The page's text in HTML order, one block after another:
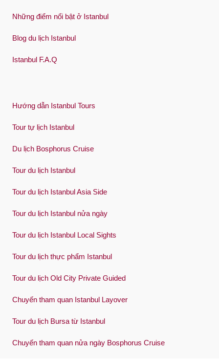
Những điểm nổi bật ở Istanbul
Blog du lịch Istanbul
Istanbul F.A.Q
Hướng dẫn Istanbul Tours
Tour tự lịch Istanbul
Du lịch Bosphorus Cruise
Tour du lịch Istanbul
Tour du lịch Istanbul Asia Side
Tour du lịch Istanbul nửa ngày
Tour du lịch Istanbul Local Sights
Tour du lịch thực phẩm Istanbul
Tour du lịch Old City Private Guided
Chuyến tham quan Istanbul Layover
Tour du lịch Bursa từ Istanbul
Chuyến tham quan nửa ngày Bosphorus Cruise